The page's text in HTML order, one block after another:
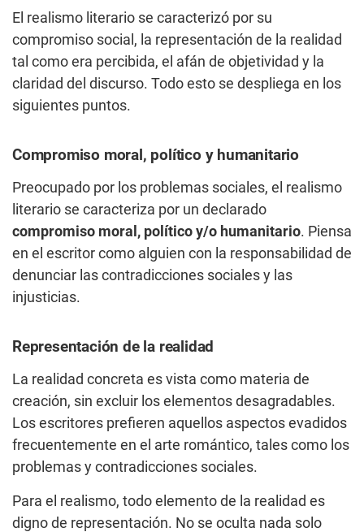
El realismo literario se caracterizó por su
compromiso social, la representación de la realidad
tal como era percibida, el afán de objetividad y la
claridad del discurso. Todo esto se despliega en los
siguientes puntos.
Compromiso moral, político y humanitario
Preocupado por los problemas sociales, el realismo
literario se caracteriza por un declarado
compromiso moral, político y/o humanitario. Piensa
en el escritor como alguien con la responsabilidad de
denunciar las contradicciones sociales y las
injusticias.
Representación de la realidad
La realidad concreta es vista como materia de
creación, sin excluir los elementos desagradables.
Los escritores prefieren aquellos aspectos evadidos
frecuentemente en el arte romántico, tales como los
problemas y contradicciones sociales.
Para el realismo, todo elemento de la realidad es
digno de representación. No se oculta nada solo